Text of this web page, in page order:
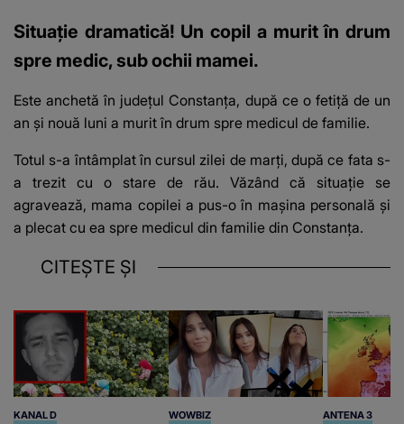
Situație dramatică! Un copil a murit în drum
spre medic, sub ochii mamei.
Este anchetă în județul Constanța, după ce o fetiță de un
an și nouă luni a murit în drum spre medicul de familie.
Totul s-a întâmplat în cursul zilei de marți, după ce fata s-
a trezit cu o stare de rău. Văzând că situație se
agravează, mama copilei a pus-o în mașina personală și
a plecat cu ea spre medicul din familie din Constanța.
CITEȘTE ȘI
KANAL D WOWBIZ ANTENA 3